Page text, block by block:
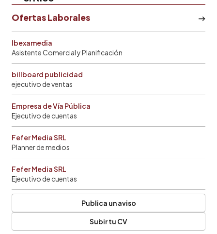
Ofertas Laborales
Ibexamedia
Asistente Comercial y Planificación
billboard publicidad
ejecutivo de ventas
Empresa de Vía Pública
Ejecutivo de cuentas
Fefer Media SRL
Planner de medios
Fefer Media SRL
Ejecutivo de cuentas
Publica un aviso
Subir tu CV